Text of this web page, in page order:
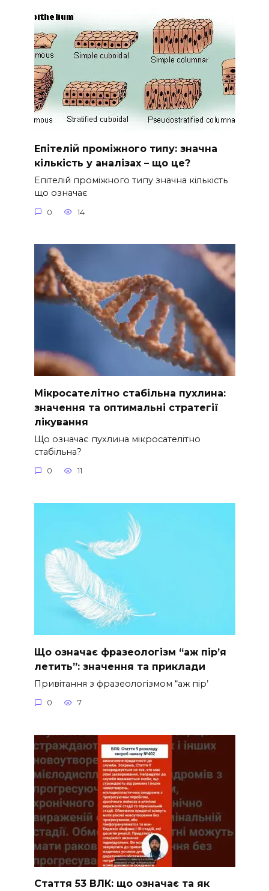
Епітелій проміжного типу: значна
кількість у аналізах – що це?
Епітелій проміжного типу значна кількість
що означає
0 14
Мікросателітно стабільна пухлина:
значення та оптимальні стратегії
лікування
Що означає пухлина мікросателітно
стабільна?
0 11
Що означає фразеологізм “аж пір’я
летить”: значення та приклади
Привітання з фразеологізмом “аж пір’
0 7
Стаття 53 ВЛК: що означає та як